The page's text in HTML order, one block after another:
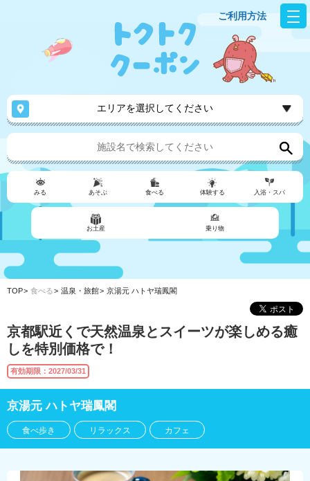
ご利用方法
エリアを選択してください
みる あそぶ 食べる 体験する 入浴・スパ
お土産 乗り物
TOP 食べる 温泉・旅館 京湯元 ハトヤ瑞鳳閣
京都駅近くで天然温泉とスイーツが楽しめる癒
しを特別価格で！
有効期限：2027/03/31
京湯元 ハトヤ瑞鳳閣
食べ歩き リラックス カフェ